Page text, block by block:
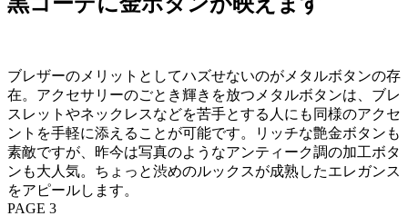
ブレザーのメリットとしてハズせないのがメタルボタンの存
在。アクセサリーのごとき輝きを放つメタルボタンは、ブレ
スレットやネックレスなどを苦手とする人にも同様のアクセ
ントを手軽に添えることが可能です。リッチな艶金ボタンも
素敵ですが、昨今は写真のようなアンティーク調の加工ボタ
ンも大人気。ちょっと渋めのルックスが成熟したエレガンス
をアピールします。
PAGE 3